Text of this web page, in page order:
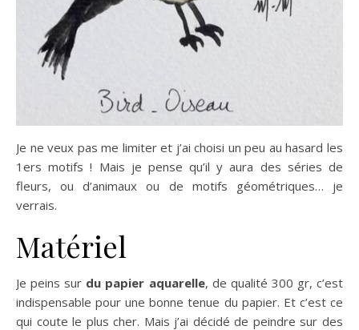
Je ne veux pas me limiter et j’ai choisi un peu au hasard les
1ers motifs ! Mais je pense qu’il y aura des séries de
fleurs, ou d’animaux ou de motifs géométriques… je
verrais.
Matériel
Je peins sur du papier aquarelle, de qualité 300 gr, c’est
indispensable pour une bonne tenue du papier. Et c’est ce
qui coute le plus cher. Mais j’ai décidé de peindre sur des